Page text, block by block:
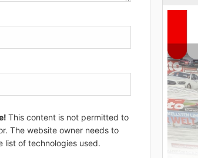
This content is not permitted to
The website owner needs to
list of technologies used.